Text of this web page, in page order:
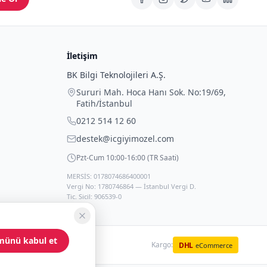
İletişim
BK Bilgi Teknolojileri A.Ş.
Sururi Mah. Hoca Hanı Sok. No:19/69,
Fatih/İstanbul
0212 514 12 60
destek@icgiyimozel.com
Pzt-Cum 10:00-16:00 (TR Saati)
MERSİS: 0178074686400001
Vergi No: 1780746864 — İstanbul Vergi D.
Tic. Sicil: 906539-0
Kargo: DHL eCommerce
kabul et